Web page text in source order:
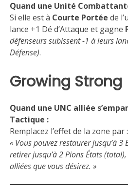
Quand une Unité
Si elle est à Courte Portée de
lance +1 Dé d’Attaque et gagne
défenseurs subissent -1 à leurs
Défense).
Growing Strong
Quand une UNC alliée
Tactique :
Remplacez l’effet de la zone par :
« Vous pouvez restaurer jusqu’à 3
retirer jusqu’à 2 Pions États
alliées que vous désirez. »